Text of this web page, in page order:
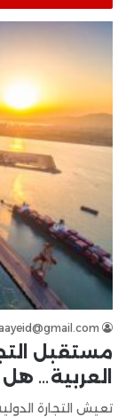
مستقبل
العربية…
تعيش التجارة